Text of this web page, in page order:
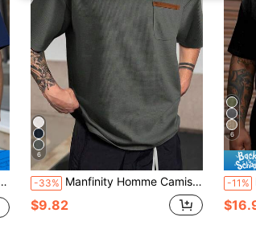
6
-33% Manfinity Homme Camiseta de manga corta con cuello redondo, bolsillo y tejido de punto gofrado a bloques de color para hombre de talla grande
$9.82
6
-11%